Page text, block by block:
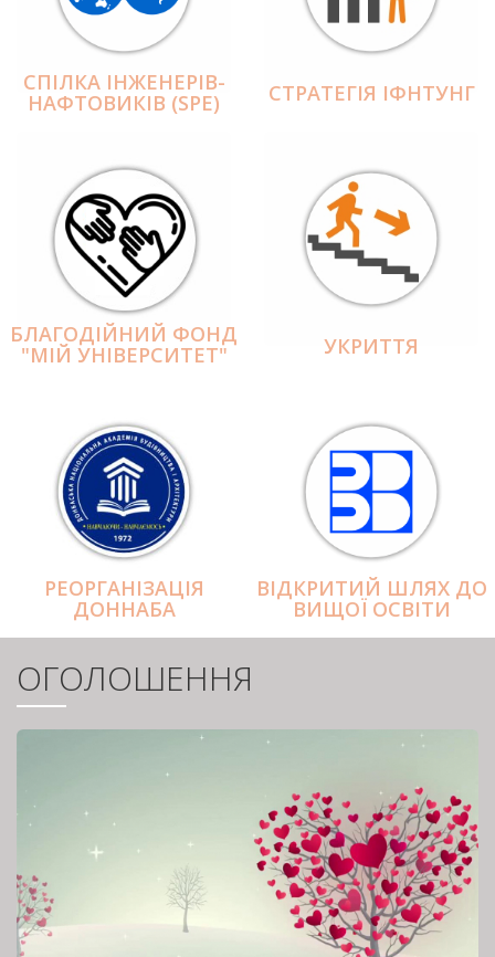
СПІЛКА ІНЖЕНЕРІВ-
НАФТОВИКІВ (SPE) СТРАТЕГІЯ ІФНТУНГ
БЛАГОДІЙНИЙ ФОНД
"МІЙ УНІВЕРСИТЕТ" УКРИТТЯ
РЕОРГАНІЗАЦІЯ
ДОННАБА
ВІДКРИТИЙ ШЛЯХ ДО
ВИЩОЇ ОСВІТИ
ОГОЛОШЕННЯ